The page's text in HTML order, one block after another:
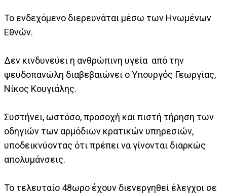
Το ενδεχόμενο διερευνάται μέσω των Ηνωμένων
Εθνών.
Δεν κινδυνεύει η ανθρώπινη υγεία από την
ψευδοπανώλη διαβεβαιώνει ο Υπουργός Γεωργίας,
Νίκος Κουγιάλης.
Συστήνει, ωστόσο, προσοχή και πιστή τήρηση των
οδηγιών των αρμόδιων κρατικών υπηρεσιών,
υποδεικνύοντας ότι πρέπει να γίνονται διαρκώς
απολυμάνσεις.
Το τελευταίο 48ωρο έχουν διενεργηθεί έλεγχοι σε